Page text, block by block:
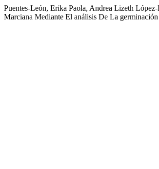
Puentes-León, Erika Paola, Andrea Lizeth
Marciana Mediante El análisis De La